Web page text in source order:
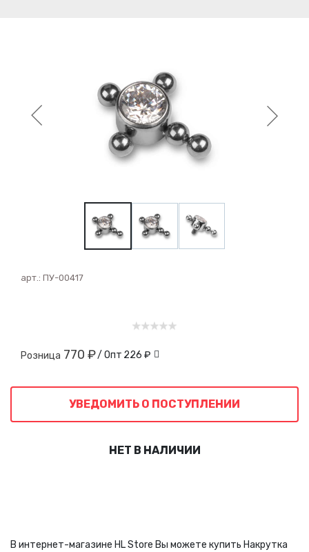
арт.: ПУ-00417
Розница 770 ₽/ Опт 226 ₽
УВЕДОМИТЬ О ПОСТУПЛЕНИИ
НЕТ В НАЛИЧИИ
В интернет-магазине HL Store Вы можете купить Накрутка